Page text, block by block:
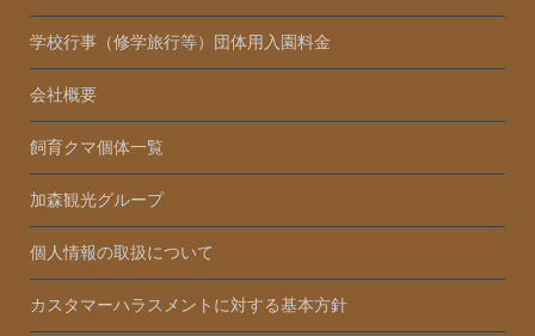
学校行事（修学旅行等）団体用入園料金
会社概要
飼育クマ個体一覧
加森観光グループ
個人情報の取扱について
カスタマーハラスメントに対する基本方針